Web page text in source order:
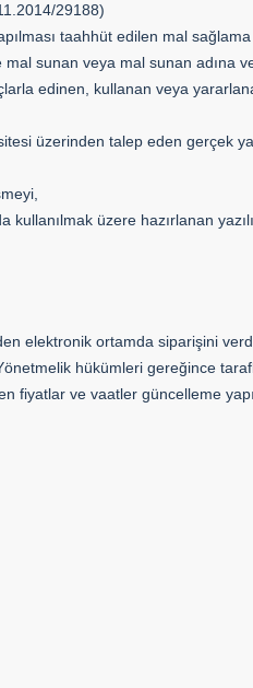
29188)
taahhüt edilen mal
sunan veya mal sunan adına
edinen, kullanan veya
üzerinden talep eden gerçek
kullanılmak üzere hazırlanan
elektronik ortamda siparişini
hükümleri gereğince
fiyatlar ve vaatler güncelleme